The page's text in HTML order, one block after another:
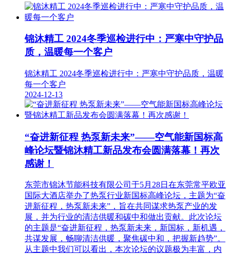
锦沐精工 2024冬季巡检进行中：严寒中守护品
质，温暖每一个客户
锦沐精工 2024冬季巡检进行中：严寒中守护品质，温暖
每一个客户
2024-12-13
“奋进新征程 热泵新未来”——空气能新国标高
峰论坛暨锦沐精工新品发布会圆满落幕！再次
感谢！
东莞市锦沐节能科技有限公司于5月28日在东莞常平欧亚
国际大酒店举办了热泵行业新国标高峰论坛，主题为“奋
进新征程，热泵新未来”，旨在共同谋求热泵产业的发
展，并为行业的清洁供暖和碳中和做出贡献。此次论坛
的主题是“奋进新征程，热泵新未来，新国标，新机遇，
共谋发展，畅聊清洁供暖，聚焦碳中和，把握新趋势”。
从主题中我们可以看出，本次论坛的议题极为丰富，内